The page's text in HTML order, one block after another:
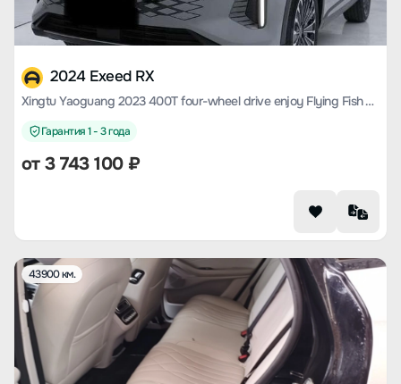
2024 Exeed RX
Xingtu Yaoguang 2023 400T four-wheel drive enjoy Flying Fish Version
Гарантия 1 - 3 года
от3 743 100₽
43900 км.